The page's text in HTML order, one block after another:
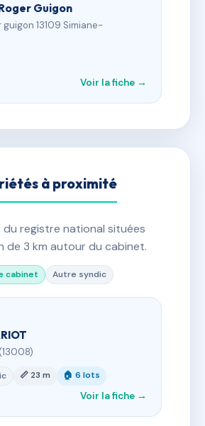
Guigon
guigon 13109 Simiane-
Voir la fiche →
à proximité
registre national situées
de 3 km autour du cabinet.
cabinet Autre syndic
📏 23 m 🏠 6 lots
Voir la fiche →